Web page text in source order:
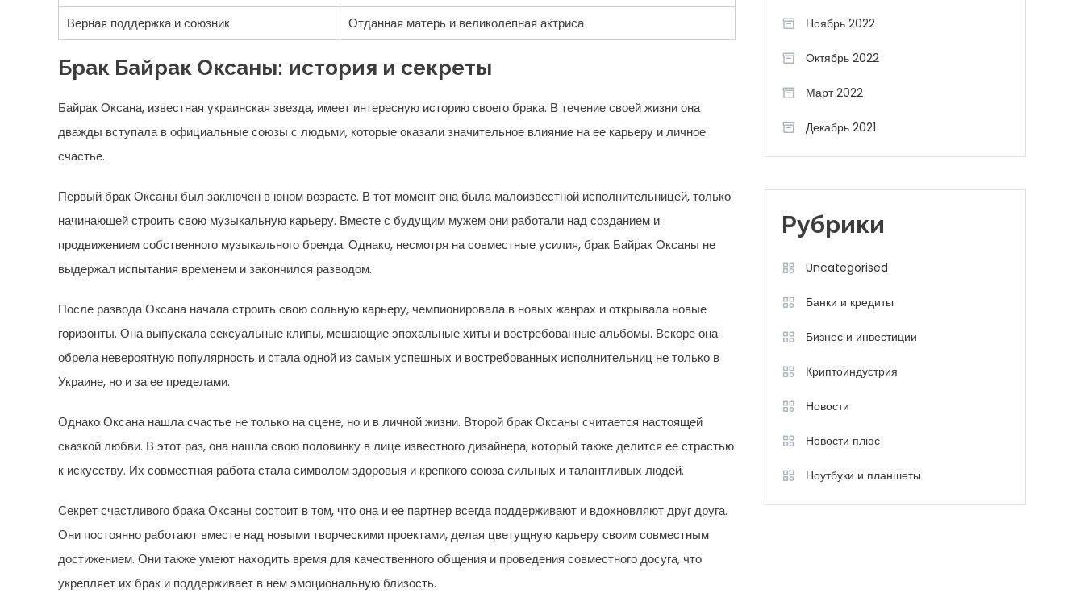
Верная поддержка и союзник
Отданная матерь и великолепная актриса
Брак Байрак Оксаны: история и секреты
Байрак Оксана, известная украинская звезда, имеет интересную историю своего брака. В течение своей жизни она
дважды вступала в официальные союзы с людьми, которые оказали значительное влияние на ее карьеру и личное
счастье.
Первый брак Оксаны был заключен в юном возрасте. В тот момент она была малоизвестной исполнительницей, только
начинающей строить свою музыкальную карьеру. Вместе с будущим мужем они работали над созданием и
продвижением собственного музыкального бренда. Однако, несмотря на совместные усилия, брак Байрак Оксаны не
выдержал испытания временем и закончился разводом.
После развода Оксана начала строить свою сольную карьеру, чемпионировала в новых жанрах и открывала новые
горизонты. Она выпускала сексуальные клипы, мешающие эпохальные хиты и востребованные альбомы. Вскоре она
обрела невероятную популярность и стала одной из самых успешных и востребованных исполнительниц не только в
Украине, но и за ее пределами.
Однако Оксана нашла счастье не только на сцене, но и в личной жизни. Второй брак Оксаны считается настоящей
сказкой любви. В этот раз, она нашла свою половинку в лице известного дизайнера, который также делится ее страстью
к искусству. Их совместная работа стала символом здоровыя и крепкого союза сильных и талантливых людей.
Секрет счастливого брака Оксаны состоит в том, что она и ее партнер всегда поддерживают и вдохновляют друг друга.
Они постоянно работают вместе над новыми творческими проектами, делая цветущную карьеру своим совместным
достижением. Они также умеют находить время для качественного общения и проведения совместного досуга, что
укрепляет их брак и поддерживает в нем эмоциональную близость.
Ноябрь 2022
Октябрь 2022
Март 2022
Декабрь 2021
Рубрики
Uncategorised
Банки и кредиты
Бизнес и инвестиции
Криптоиндустрия
Новости
Новости плюс
Ноутбуки и планшеты